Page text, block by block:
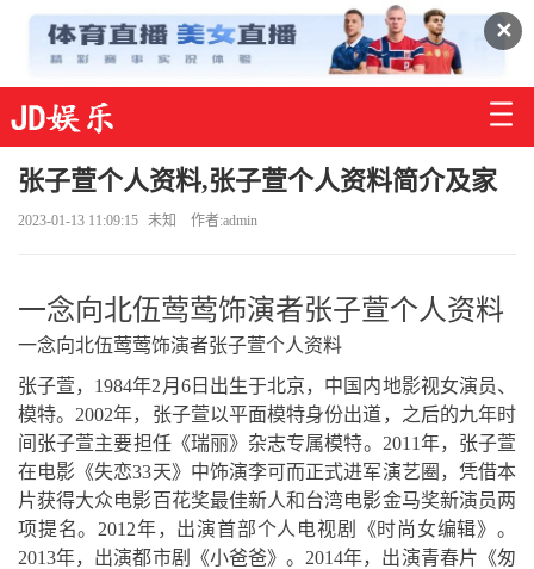
✕
张子萱个人资料,张子萱个人资料简介及家
2023-01-13 11:09:15 未知 作者:admin
一念向北伍莺莺饰演者张子萱个人资料
一念向北伍莺莺饰演者张子萱个人资料
张子萱，1984年2月6日出生于北京，中国内地影视女演员、
模特。2002年，张子萱以平面模特身份出道，之后的九年时
间张子萱主要担任《瑞丽》杂志专属模特。2011年，张子萱
在电影《失恋33天》中饰演李可而正式进军演艺圈，凭借本
片获得大众电影百花奖最佳新人和台湾电影金马奖新演员两
项提名。2012年，出演首部个人电视剧《时尚女编辑》。
2013年，出演都市剧《小爸爸》。2014年，出演青春片《匆